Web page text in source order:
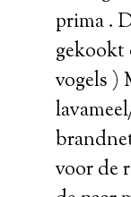
prima .
gekookt
vogels )
voor de